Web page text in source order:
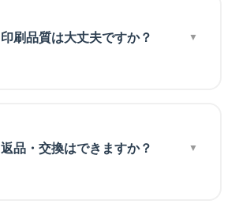
印刷品質は大丈夫ですか？
返品・交換はできますか？